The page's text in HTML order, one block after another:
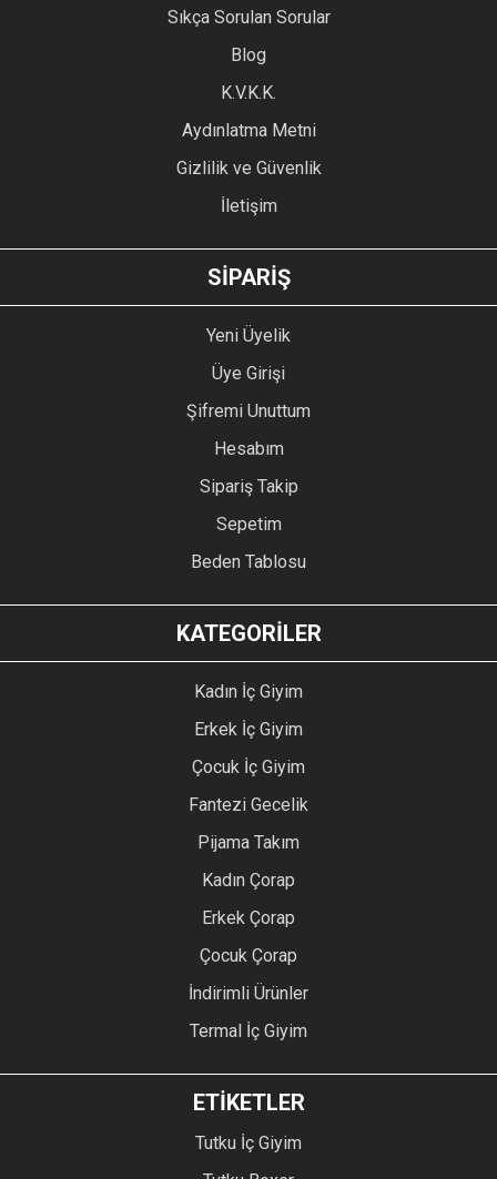
Sıkça Sorulan Sorular
Blog
K.V.K.K.
Aydınlatma Metni
Gizlilik ve Güvenlik
İletişim
SİPARİŞ
Yeni Üyelik
Üye Girişi
Şifremi Unuttum
Hesabım
Sipariş Takip
Sepetim
Beden Tablosu
KATEGORİLER
Kadın İç Giyim
Erkek İç Giyim
Çocuk İç Giyim
Fantezi Gecelik
Pijama Takım
Kadın Çorap
Erkek Çorap
Çocuk Çorap
İndirimli Ürünler
Termal İç Giyim
ETİKETLER
Tutku İç Giyim